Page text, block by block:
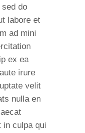
do
labore et
ad mini
ex ea
irure
velit
nulla en
in culpa qui